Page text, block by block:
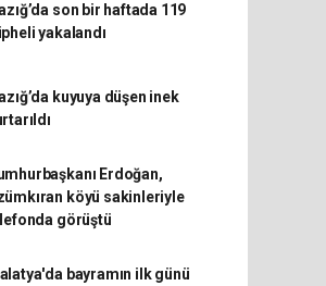
son bir haftada 119
yakalandı
kuyuya düşen inek
Erdoğan,
köyü sakinleriyle
görüştü
bayramın ilk günü